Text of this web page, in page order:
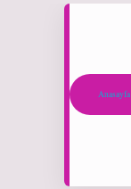
Anasayfa